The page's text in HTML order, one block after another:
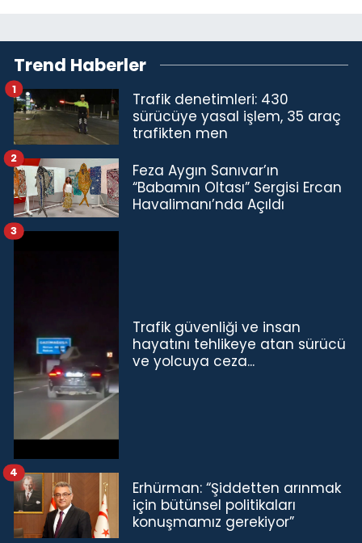
Trend Haberler
Trafik denetimleri: 430
sürücüye yasal işlem, 35 araç
trafikten men
1
Feza Aygın Sanıvar’ın
“Babamın Oltası” Sergisi Ercan
Havalimanı’nda Açıldı
2
Trafik güvenliği ve insan
hayatını tehlikeye atan sürücü
ve yolcuya ceza...
3
Erhürman: “Şiddetten arınmak
için bütünsel politikaları
konuşmamız gerekiyor”
4